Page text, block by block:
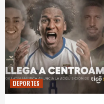
DEPORTES